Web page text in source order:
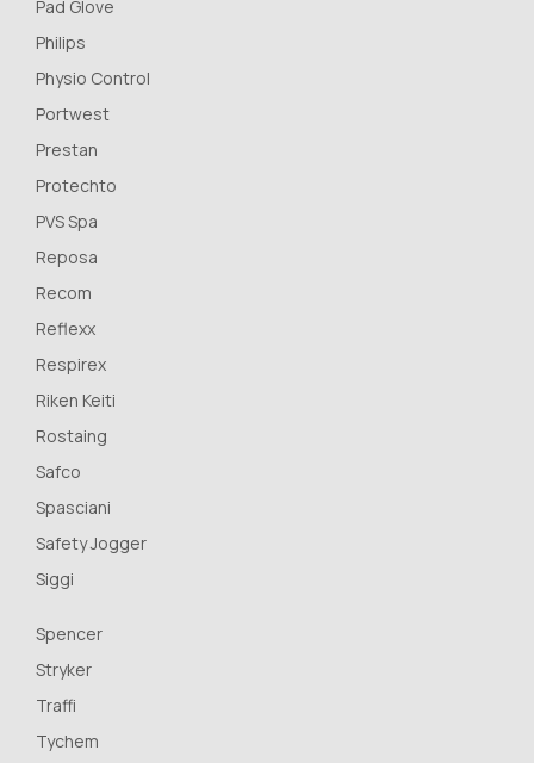
Pad Glove
Philips
Physio Control
Portwest
Prestan
Protechto
PVS Spa
Reposa
Recom
Reflexx
Respirex
Riken Keiti
Rostaing
Safco
Spasciani
Safety Jogger
Siggi
Spencer
Stryker
Traffi
Tychem